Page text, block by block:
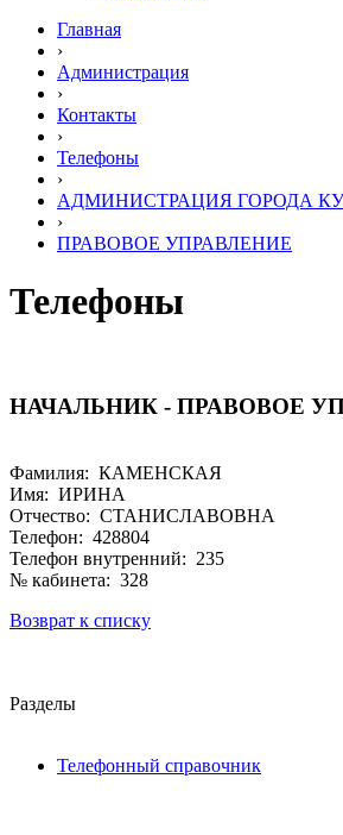
Главная
›
Администрация
›
Контакты
›
Телефоны
›
АДМИНИСТРАЦИЯ ГОРОДА
›
ПРАВОВОЕ УПРАВЛЕНИЕ
Телефоны
НАЧАЛЬНИК - ПРАВОВОЕ
Фамилия: КАМЕНСКАЯ
Имя: ИРИНА
Отчество: СТАНИСЛАВОВНА
Телефон: 428804
Телефон внутренний: 235
№ кабинета: 328
Возврат к списку
Разделы
Телефонный справочник